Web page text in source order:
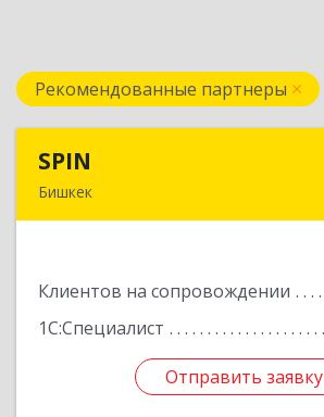
Рекомендованные партнеры
SPIN
Бишкек
Клиентов на сопровождении
1С:Специалист
Отправить заявку
Отправить заявку